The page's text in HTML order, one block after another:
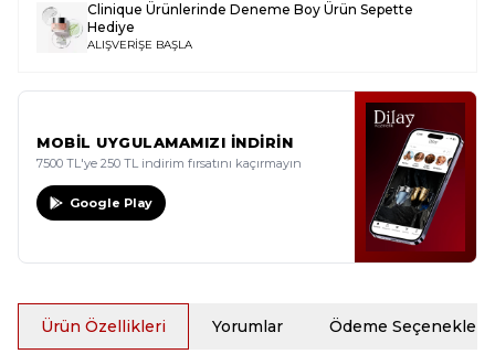
Clinique Ürünlerinde Deneme Boy Ürün Sepette
Hediye
ALIŞVERİŞE BAŞLA
MOBİL UYGULAMAMIZI İNDİRİN
7500 TL'ye 250 TL indirim fırsatını kaçırmayın
Google Play
Ürün Özellikleri Yorumlar Ödeme Seçenekleri